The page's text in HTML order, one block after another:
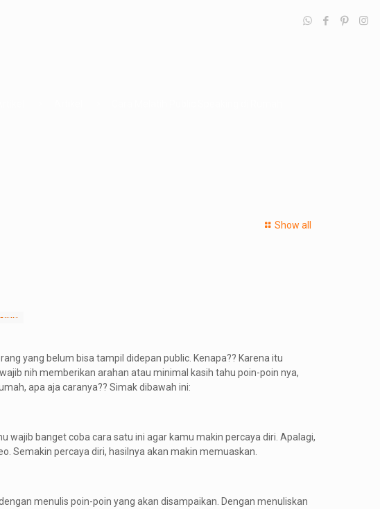
Show all
yang belum bisa tampil didepan public. Kenapa?? Karena itu
nih memberikan arahan atau minimal kasih tahu poin-poin nya,
apa aja caranya?? Simak dibawah ini:
wajib banget coba cara satu ini agar kamu makin percaya diri. Apalagi,
Semakin percaya diri, hasilnya akan makin memuaskan.
menulis poin-poin yang akan disampaikan. Dengan menuliskan